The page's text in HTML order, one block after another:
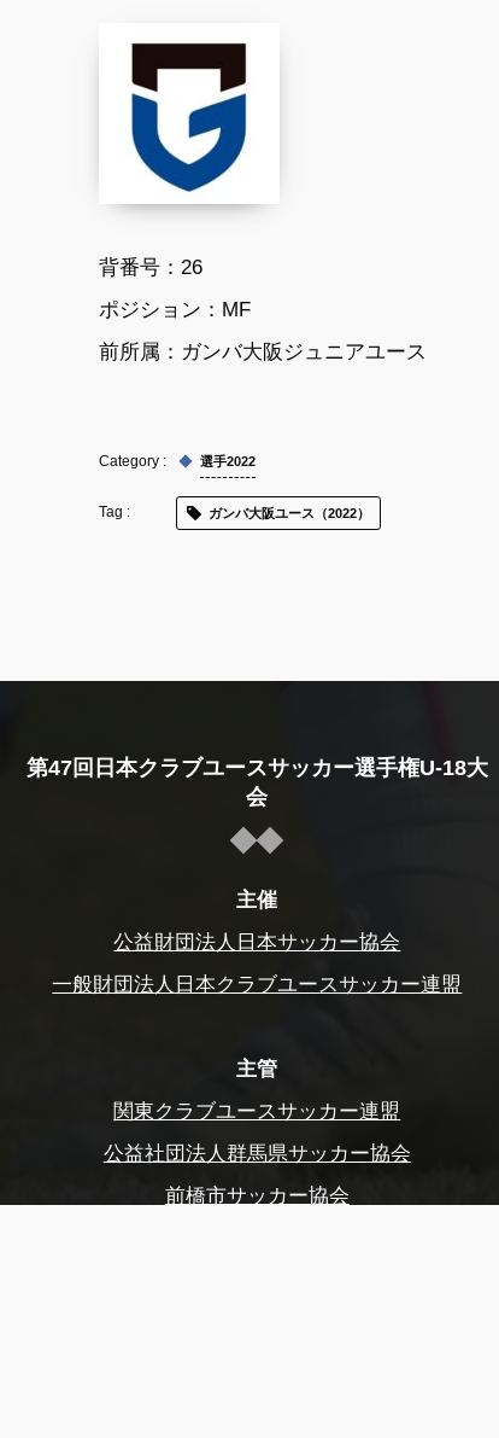
背番号：26
ポジション：MF
前所属：ガンバ大阪ジュニアユース
選手2022
ガンバ大阪ユース（2022）
第47回日本クラブユースサッカー選手権U-18大
会
主催
公益財団法人日本サッカー協会
一般財団法人日本クラブユースサッカー連盟
主管
関東クラブユースサッカー連盟
公益社団法人群馬県サッカー協会
前橋市サッカー協会